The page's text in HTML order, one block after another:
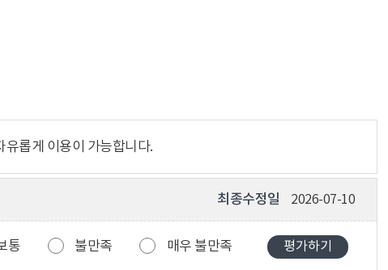
유롭게 이용이 가능합니다.
최종수정일 2026-07-10
통 불만족 매우 불만족